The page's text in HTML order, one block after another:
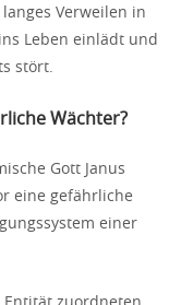
Verweilen in
Leben einlädt und
stört.
Wächter?
Gott Janus
eine gefährliche
einer